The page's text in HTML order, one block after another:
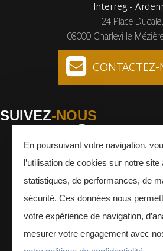
Interreg -
24 Place Ducale,
08000 Charleville-
CONTACTEZ-
SUIVEZ-NOUS
Facebook Instagram
En poursuivant votre navigation,
l’utilisation de cookies sur notre
statistiques, de performances, de
sécurité. Ces données nous
votre expérience de navigation,
mesurer votre engagement avec